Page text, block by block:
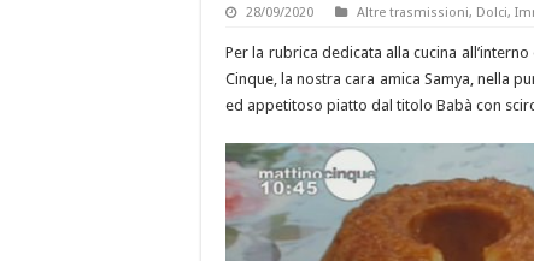
28/09/2020 Altre trasmissioni, Dolci,
Per la rubrica dedicata alla cucina
Cinque, la nostra cara amica Samya, nella
ed appetitoso piatto dal titolo Babà con